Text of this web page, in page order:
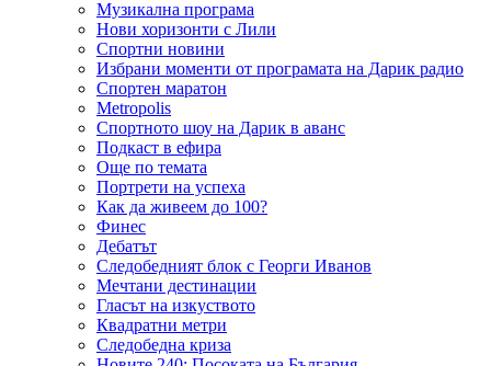
Музикална програма
Нови хоризонти с Лили
Спортни новини
Избрани моменти от програмата на Дарик радио
Спортен маратон
Metropolis
Спортното шоу на Дарик в аванс
Подкаст в ефира
Още по темата
Портрети на успеха
Как да живеем до 100?
Финес
Дебатът
Следобедният блок с Георги Иванов
Мечтани дестинации
Гласът на изкуството
Квадратни метри
Следобедна криза